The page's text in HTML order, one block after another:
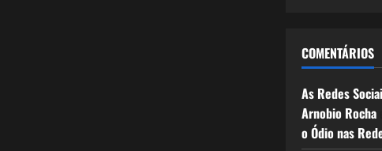
COMENTÁRIOS
As Redes
Arnobio Rocha
o Ódio nas